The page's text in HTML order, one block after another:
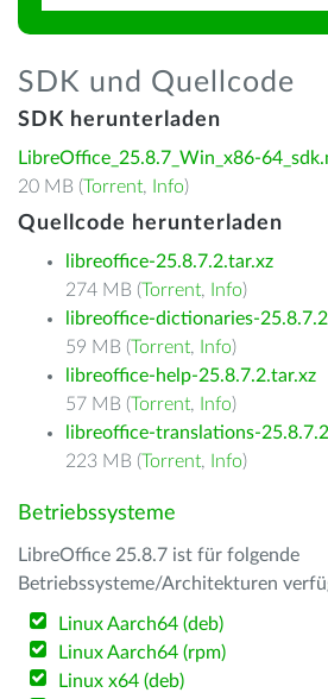
SDK und Quellcode
SDK herunterladen
LibreOffice_25.8.7_Win_x86-
20 MB (Torrent, Info)
Quellcode herunterladen
libreoffice-25.8.7.2.tar.xz
274 MB (Torrent, Info)
libreoffice-dictionaries-
59 MB (Torrent, Info)
libreoffice-help-25.8.7.2.tar.xz
57 MB (Torrent, Info)
libreoffice-translations-
223 MB (Torrent, Info)
Betriebssysteme
LibreOffice 25.8.7 ist für folgende
Betriebssysteme/Architekturen
Linux Aarch64 (deb)
Linux Aarch64 (rpm)
Linux x64 (deb)